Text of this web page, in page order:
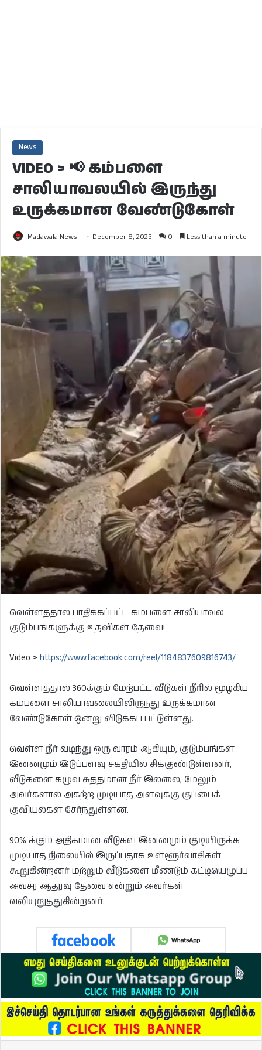
News
VIDEO > 📢 கம்பளை
சாலியாவலயில் இருந்து
உருக்கமான வேண்டுகோள்
Madawala News December 8, 2025 0 Less than a minute
வெள்ளத்தால் பாதிக்கப்பட்ட கம்பளை சாலியாவல
குடும்பங்களுக்கு உதவிகள் தேவை!
Video > https://www.facebook.com/reel/1184837609816743/
வெள்ளத்தால் 360க்கும் மேற்பட்ட வீடுகள் நீரில் மூழ்கிய
கம்பளை சாலியாவலையிலிருந்து உருக்கமான
வேண்டுகோள் ஒன்று விடுக்கப் பட்டுள்ளது.
வெள்ள நீர் வடிந்து ஒரு வாரம் ஆகியும், குடும்பங்கள்
இன்னமும் இடுப்பளவு சகதியில் சிக்குண்டுள்ளனர்,
வீடுகளை கழுவ சுத்தமான நீர் இல்லை, மேலும்
அவர்களால் அகற்ற முடியாத அளவுக்கு குப்பைக்
குவியல்கள் சேர்ந்துள்ளன.
90% க்கும் அதிகமான வீடுகள் இன்னமும் குடியிருக்க
முடியாத நிலையில் இருப்பதாக உள்ளூர்வாசிகள்
கூறுகின்றனர் மற்றும் வீடுகளை மீண்டும் கட்டியெழுப்ப
அவசர ஆதரவு தேவை என்றும் அவர்கள்
வலியுறுத்துகின்றனர்.